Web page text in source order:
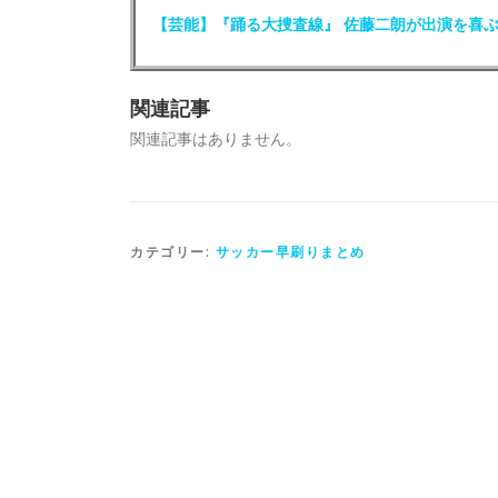
【芸能】『踊る大捜査線』 佐藤二朗が出演を喜
関連記事
関連記事はありません。
カテゴリー: サッカー早刷りまとめ